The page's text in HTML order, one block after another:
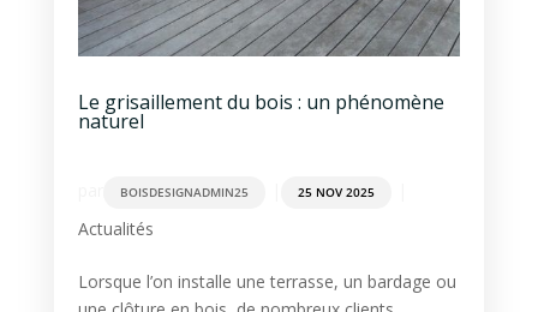
Le grisaillement du bois : un phénomène
naturel
BOISDESIGNADMIN25 25 NOV 2025
Actualités
Lorsque l’on installe une terrasse, un bardage ou